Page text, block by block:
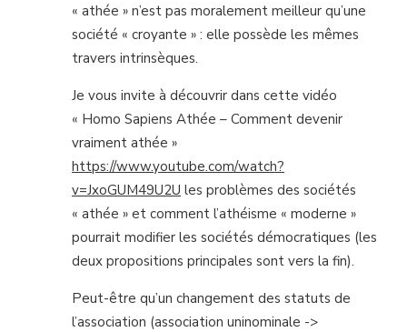
« athée » n’est pas moralement meilleur qu’une
société « croyante » : elle possède les mêmes
travers intrinsèques.
Je vous invite à découvrir dans cette vidéo
« Homo Sapiens Athée – Comment devenir
vraiment athée »
https://www.youtube.com/watch?
v=JxoGUM49U2U les problèmes des sociétés
« athée » et comment l’athéisme « moderne »
pourrait modifier les sociétés démocratiques (les
deux propositions principales sont vers la fin).
Peut-être qu’un changement des statuts de
l’association (association uninominale ->